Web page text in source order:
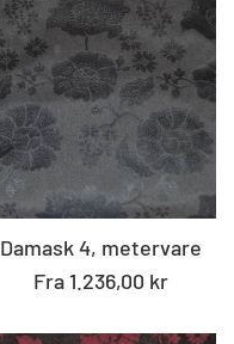
Damask 4, metervare
Fra 1.236,00 kr